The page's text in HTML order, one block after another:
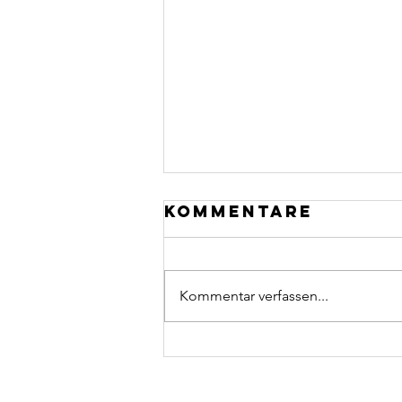
wandertag kl.
Kommentare
Kommentar verfassen...